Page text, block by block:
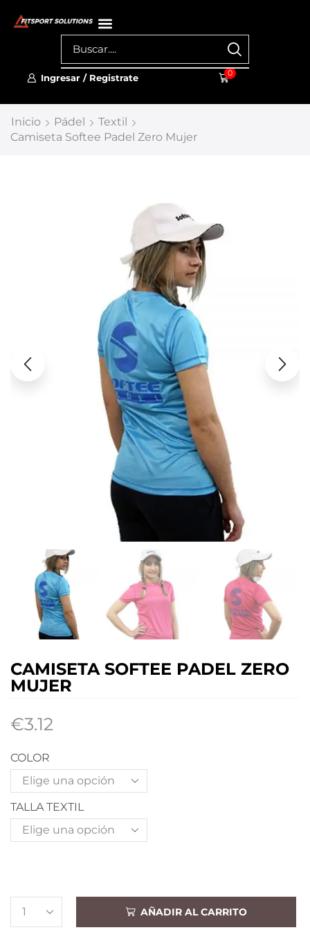
Ingresar / Registrate 0
Inicio Pádel
Textil
Camiseta Softee Padel Zero Mujer
CAMISETA SOFTEE PADEL ZERO
MUJER
€3.12
COLOR
TALLA TEXTIL
AÑADIR AL CARRITO